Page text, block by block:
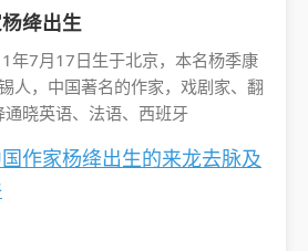
绛出生
年7月17日生于北京，本名杨季康
人，中国著名的作家，戏剧家、翻
通晓英语、法语、西班牙
作家杨绛出生的来龙去脉及